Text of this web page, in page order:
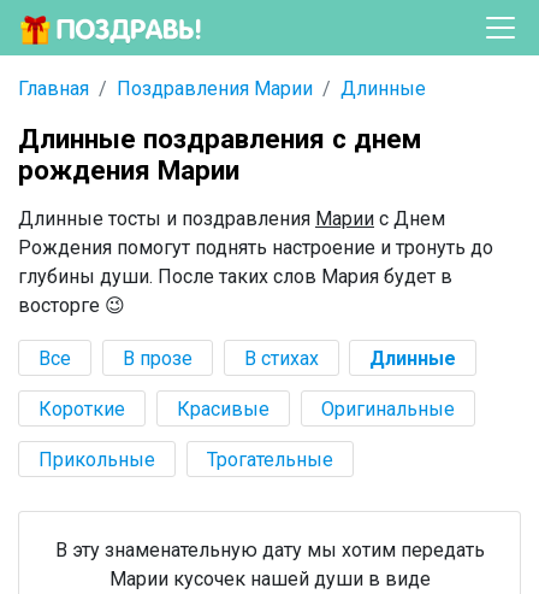
Главная Поздравления Марии Длинные
Длинные поздравления с днем
рождения Марии
Длинные тосты и поздравления Марии с Днем
Рождения помогут поднять настроение и тронуть до
глубины души. После таких слов Мария будет в
восторге 😉
Все В прозе В стихах Длинные
Короткие Красивые Оригинальные
Прикольные Трогательные
В эту знаменательную дату мы хотим передать
Марии кусочек нашей души в виде